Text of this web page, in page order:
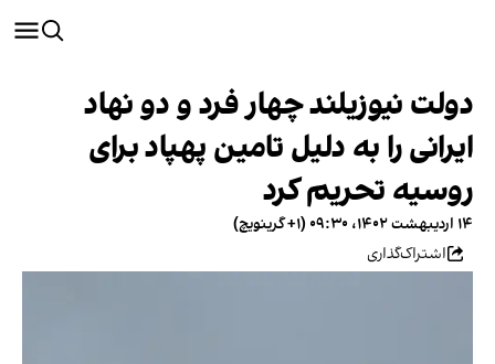
دولت نیوزیلند چهار فرد و دو نهاد
ایرانی را به دلیل تامین پهپاد برای
روسیه تحریم کرد
۱۴ اردیبهشت ۱۴۰۲، ۰۹:۳۰ (‎+۱ گرینویچ)
اشتراک‌گذاری